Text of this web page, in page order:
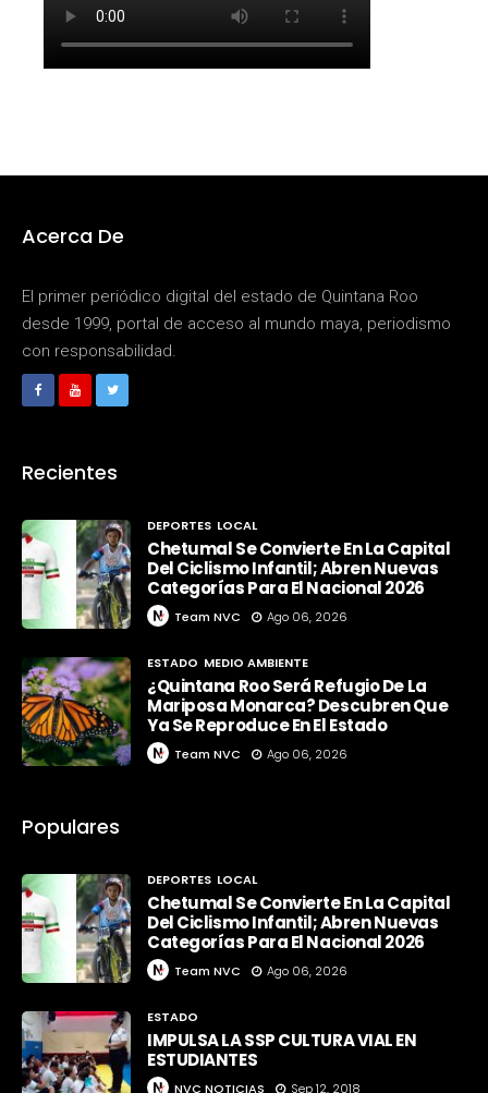
Acerca De
El primer periódico digital del estado de Quintana Roo
desde 1999, portal de acceso al mundo maya, periodismo
con responsabilidad.
Recientes
DEPORTES LOCAL
Chetumal Se Convierte En La Capital
Del Ciclismo Infantil; Abren Nuevas
Categorías Para El Nacional 2026
Team NVC Ago 06, 2026
ESTADO MEDIO AMBIENTE
¿Quintana Roo Será Refugio De La
Mariposa Monarca? Descubren Que
Ya Se Reproduce En El Estado
Team NVC Ago 06, 2026
Populares
DEPORTES LOCAL
Chetumal Se Convierte En La Capital
Del Ciclismo Infantil; Abren Nuevas
Categorías Para El Nacional 2026
Team NVC Ago 06, 2026
ESTADO
IMPULSA LA SSP CULTURA VIAL EN
ESTUDIANTES
NVC NOTICIAS Sep 12, 2018